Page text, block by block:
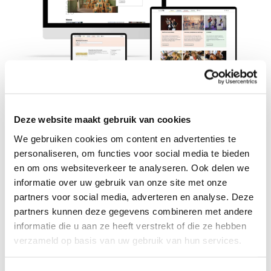
Deze website maakt gebruik van cookies
We gebruiken cookies om content en advertenties te
personaliseren, om functies voor social media te bieden
en om ons websiteverkeer te analyseren. Ook delen we
informatie over uw gebruik van onze site met onze
partners voor social media, adverteren en analyse. Deze
partners kunnen deze gegevens combineren met andere
informatie die u aan ze heeft verstrekt of die ze hebben
verzameld op basis van uw gebruik van hun services.
Huis73
Huis73 is het bruisende culturele en educatieve hart van
’s-Hertogenbosch. Voor deze case ontwikkelden we met
Drupal als basis een platform waarin programma’s,
activiteiten, cursussen en bibliotheekdiensten
samenkomen. Vanuit één centrale omgeving kunnen
medewerkers content publiceren, deelnemers registreren
en betalingen verwerken, terwijl bezoekers moeiteloos